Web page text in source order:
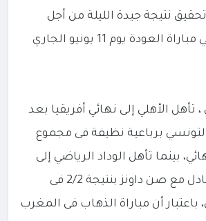
نتيجة جيدة الليلة من أجل
تسهيل مهمته في مباراة العودة يوم 11 يونيو الجاري
الأهلي إلى نهائي أفريقيا بعد
التونسي برباعية نظيفة فى مجموع
بينما تأهل الوداد الرياضي إلى
النهائي عقب التعادل مع صن داونز بنتيجة 2/2 فى
باعتبار أن مباراة الذهاب فى المغرب